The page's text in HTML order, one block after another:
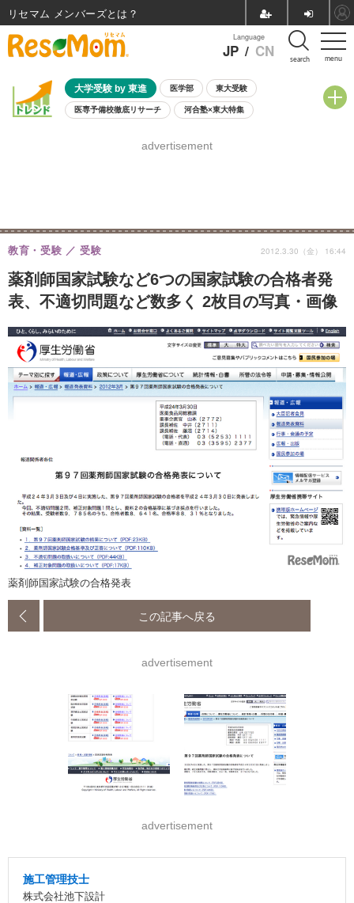
menu
Language
JP / CN search
大学受験 by 東進 医学部 東大受験
医専予備校徹底リサーチ 河合塾×東大特集
8月開催学校説明会・相談会
advertisement
薬剤師国家試験など6つの国家試験の合格者発
表、不適切問題など数多く 2枚目の写真・画像
教育・受験 受験 2012.3.30（金） 16:44
薬剤師国家試験の合格発表
この記事へ戻る
advertisement
advertisement
施工管理技士
株式会社池下設計
リセマム メンバーズ